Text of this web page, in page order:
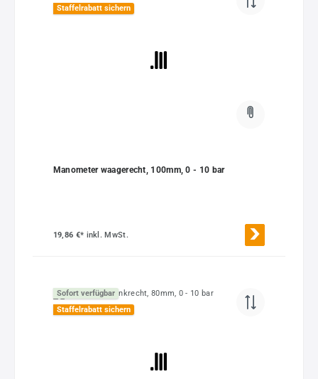
Staffelrabatt sichern
Manometer waagerecht, 100mm, 0 - 10 bar
19,86 €* inkl. MwSt.
Sofort verfügbar
Staffelrabatt sichern